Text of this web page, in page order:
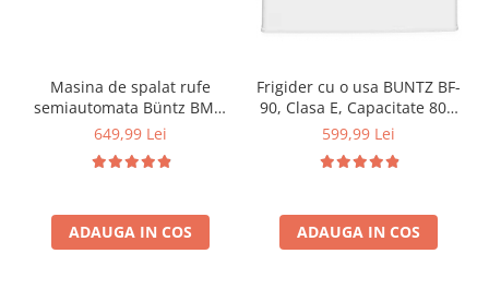
Masina de spalat rufe
semiautomata Büntz BMS-
72, 7 Kg, Capacitate rufe
Alb/Albastru
649,99 Lei
ADAUGA IN COS
Frigider cu o usa BUNTZ BF-
90, Clasa E, Capacitate 80L,
Iluminare interioara,
cm, Alb
599,99 Lei
ADAUGA IN COS